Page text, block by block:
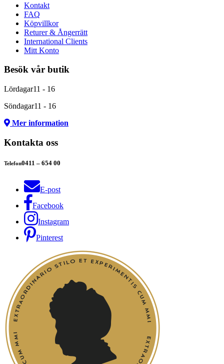
Kontakt
FAQ
Köpvillkor
Returer & Ångerrätt
International Clients
Mitt Konto
Besök vår butik
Lördagar11 - 16
Söndagar11 - 16
Mer information
Kontakta oss
Telefon0411 – 654 00
E-post
Facebook
Instagram
Pinterest